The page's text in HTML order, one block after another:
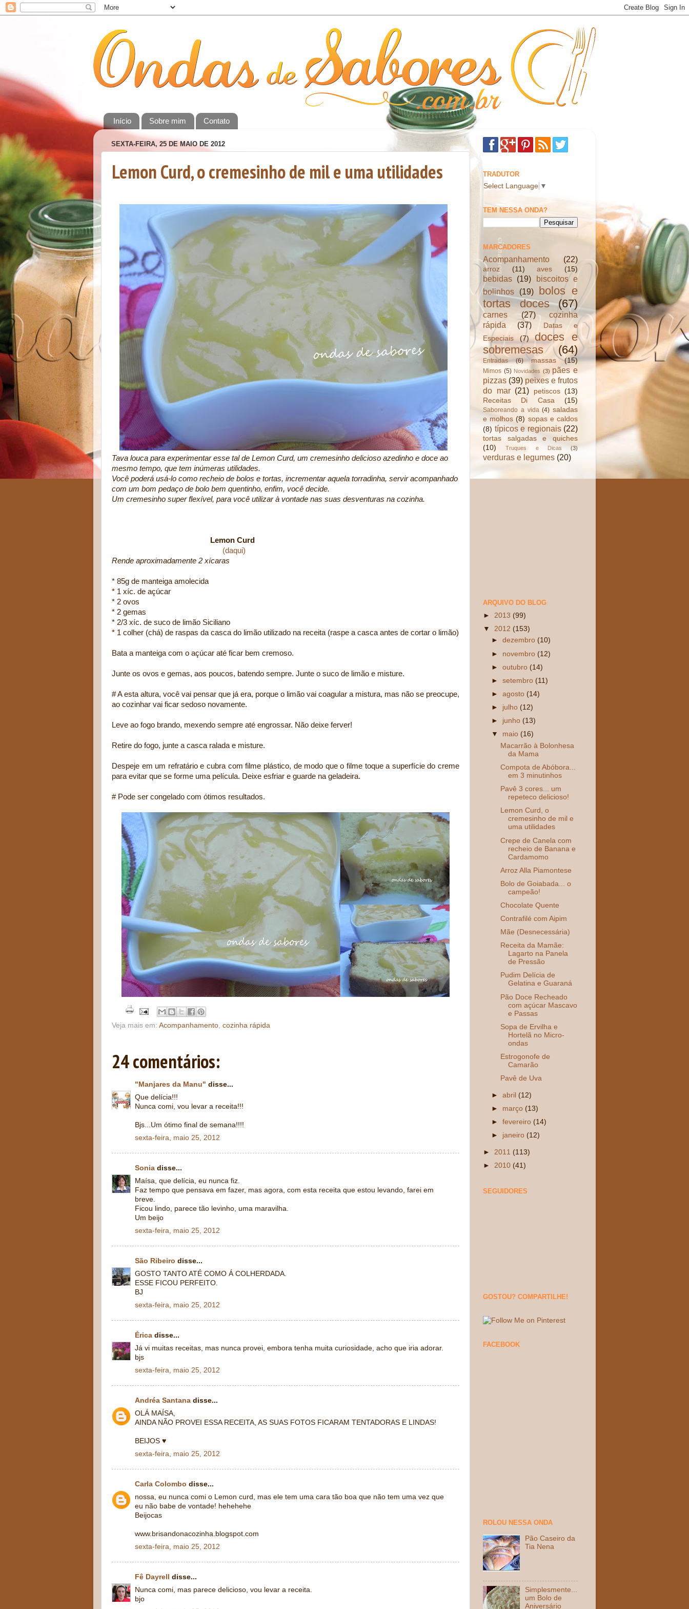
Início Sobre mim Contato
SEXTA-FEIRA, 25 DE MAIO DE 2012
Lemon Curd, o cremesinho de mil e uma utilidades
Tava louca para experimentar esse tal de Lemon Curd, um cremesinho delicioso azedinho e doce ao
mesmo tempo, que tem inúmeras utilidades.
Você poderá usá-lo como recheio de bolos e tortas, incrementar aquela torradinha, servir acompanhado
com um bom pedaço de bolo bem quentinho, enfim, você decide.
Um cremesinho super flexível, para você utilizar à vontade nas suas desventuras na cozinha.
Lemon Curd
(daqui)
Rende aproximadamente 2 xícaras
* 85g de manteiga amolecida
* 1 xíc. de açúcar
* 2 ovos
* 2 gemas
* 2/3 xíc. de suco de limão Siciliano
* 1 colher (chá) de raspas da casca do limão utilizado na receita (raspe a casca antes de cortar o limão)
Bata a manteiga com o açúcar até ficar bem cremoso.
Junte os ovos e gemas, aos poucos, batendo sempre. Junte o suco de limão e misture.
# A esta altura, você vai pensar que já era, porque o limão vai coagular a mistura, mas não se preocupe,
ao cozinhar vai ficar sedoso novamente.
Leve ao fogo brando, mexendo sempre até engrossar. Não deixe ferver!
Retire do fogo, junte a casca ralada e misture.
Despeje em um refratário e cubra com filme plástico, de modo que o filme toque a superfície do creme
para evitar que se forme uma película. Deixe esfriar e guarde na geladeira.
# Pode ser congelado com ótimos resultados.
Veja mais em: Acompanhamento cozinha rápida
24 comentários:
"Manjares da Manu" disse...
Que delícia!!!
Nunca comi, vou levar a receita!!!
Bjs...Um ótimo final de semana!!!!
sexta-feira, maio 25, 2012
Sonia disse...
Maísa, que delícia, eu nunca fiz.
Faz tempo que pensava em fazer, mas agora, com esta receita que estou levando, farei em
breve.
Ficou lindo, parece tão levinho, uma maravilha.
Um beijo
sexta-feira, maio 25, 2012
São Ribeiro disse...
GOSTO TANTO ATÉ COMO Á COLHERDADA.
ESSE FICOU PERFEITO.
BJ
sexta-feira, maio 25, 2012
Érica disse...
Já vi muitas receitas, mas nunca provei, embora tenha muita curiosidade, acho que iria adorar.
bjs
sexta-feira, maio 25, 2012
Andréa Santana disse...
OLÁ MAÍSA,
AINDA NÃO PROVEI ESSA RECEITA, AS SUAS FOTOS FICARAM TENTADORAS E LINDAS!
BEIJOS ♥
sexta-feira, maio 25, 2012
Carla Colombo disse...
nossa, eu nunca comi o Lemon curd, mas ele tem uma cara tão boa que não tem uma vez que
eu não babe de vontade! hehehehe
Beijocas
www.brisandonacozinha.blogspot.com
sexta-feira, maio 25, 2012
Fê Dayrell
disse...
Nunca comi, mas parece delicioso, vou levar a receita.
bjo
TRADUTOR
Select Language ▼
TEM NESSA ONDA?
MARCADORES
Acompanhamento (22)
arroz (11) aves (15)
bebidas (19)
biscoitos e
bolinhos
(19)
bolos e
tortas doces
(67)
carnes (27)
cozinha
rápida
(37)
Datas e
Especiais
(7)
doces e
sobremesas
(64)
Entradas (6) massas (15)
Mimos (5) Novidades (3) pães e
pizzas (39) peixes e frutos
do mar (21) petiscos (13)
Receitas Di Casa
(15)
Saboreando a vida (4) saladas
e molhos (8) sopas e caldos
(8) típicos e regionais (22)
tortas salgadas e quiches
(10)
Truques e Dicas (3)
verduras e legumes (20)
ARQUIVO DO BLOG
► 2013 (99)
▼ 2012 (153)
►dezembro (10)
► novembro (12)
►outubro (14)
►setembro (11)
►agosto (14)
► julho (12)
► junho (13)
▼ maio (16)
Macarrão à Bolonhesa
da Mama
Compota de Abóbora...
em 3 minutinhos
Pavê 3 cores... um
repeteco delicioso!
Lemon Curd, o
cremesinho de mil e
uma utilidades
Crepe de Canela com
recheio de Banana e
Cardamomo
Arroz Alla Piamontese
Bolo de Goiabada... o
campeão!
Chocolate Quente
Contrafilé com Aipim
Mãe (Desnecessária)
Receita da Mamãe:
Lagarto na Panela
de Pressão
Pudim Delícia de
Gelatina e Guaraná
Pão Doce Recheado
com açúcar Mascavo
e Passas
Sopa de Ervilha e
Hortelã no Micro-
ondas
Estrogonofe de
Camarão
Pavê de Uva
►abril (12)
► março (13)
►fevereiro (14)
► janeiro (12)
► 2011 (113)
► 2010 (41)
SEGUIDORES
GOSTOU? COMPARTILHE!
FACEBOOK
ROLOU NESSA ONDA
Pão Caseiro da
Tia Nena
Simplesmente...
um Bolo de
Aniversário